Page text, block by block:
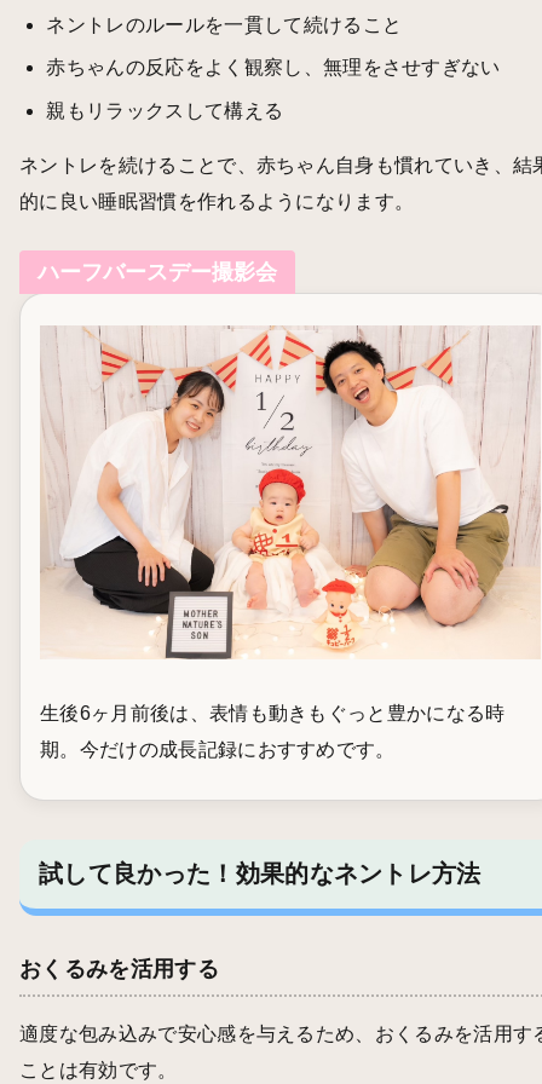
ネントレのルールを一貫して続けること
赤ちゃんの反応をよく観察し、無理をさせすぎない
親もリラックスして構える
ネントレを続けることで、赤ちゃん自身も慣れていき、結
的に良い睡眠習慣を作れるようになります。
ハーフバースデー撮影会
生後6ヶ月前後は、表情も動きもぐっと豊かになる時
期。今だけの成長記録におすすめです。
試して良かった！効果的なネントレ方法
おくるみを活用する
適度な包み込みで安心感を与えるため、おくるみを活用す
ことは有効です。